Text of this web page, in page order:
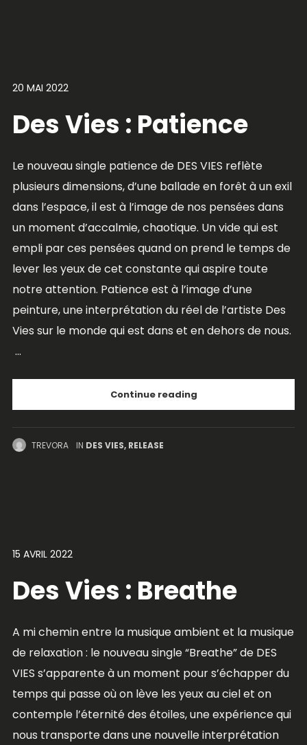
20 MAI 2022
Des Vies : Patience
Le nouveau single patience de DES VIES reflète
plusieurs dimensions, d’une ballade en forêt à un exil
dans l’espace, il est à l’image de nos pensées dans
un moment d’accalmie, chaotique. Un vide qui est
empli par ces pensées quand on prend le temps de
lever les yeux de cet constante qui aspire toute
notre attention. Patience est à l’image d’une
peinture, une interprétation du réel de l’artiste Des
Vies sur le monde qui est dans et en dehors de nous.
...
Continue reading
TREVORA IN DES VIES, RELEASE
15 AVRIL 2022
Des Vies : Breathe
A mi chemin entre la musique ambient et la musique
de relaxation : le nouveau single “Breathe” de DES
VIES s’apparente à un moment pour s’échapper du
temps qui passe où on lève les yeux au ciel et on
contemple l’éternité des étoiles, une expérience qui
nous transporte dans une nouvelle interprétation